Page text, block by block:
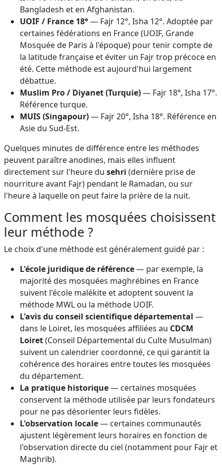
Bangladesh et en Afghanistan.
UOIF / France 18°— Fajr 12°, Isha 12°. Adoptée par
certaines fédérations en France (UOIF, Grande
Mosquée de Paris à l'époque) pour tenir compte de
la latitude française et éviter un Fajr trop précoce en
été. Cette méthode est aujourd'hui largement
débattue.
Muslim Pro / Diyanet (Turquie)— Fajr 18°, Isha 17°.
Référence turque.
MUIS (Singapour)— Fajr 20°, Isha 18°. Référence en
Asie du Sud-Est.
Quelques minutes de différence entre les méthodes
peuvent paraître anodines, mais elles influent
directement sur l'heure du sehri (dernière prise de
nourriture avant Fajr) pendant le Ramadan, ou sur
l'heure à laquelle on peut faire la prière de la nuit.
Comment les mosquées choisissent
leur méthode ?
Le choix d'une méthode est généralement guidé par :
L'école juridique de référence— par exemple, la
majorité des mosquées maghrébines en France
suivent l'école malékite et adoptent souvent la
méthode MWL ou la méthode UOIF.
L'avis du conseil scientifique départemental —
dans le Loiret, les mosquées affiliées au CDCM
Loiret(Conseil Départemental du Culte Musulman)
suivent un calendrier coordonné, ce qui garantit la
cohérence des horaires entre toutes les mosquées
du département.
La pratique historique— certaines mosquées
conservent la méthode utilisée par leurs fondateurs
pour ne pas désorienter leurs fidèles.
L'observation locale— certaines communautés
ajustent légèrement leurs horaires en fonction de
l'observation directe du ciel (notamment pour Fajr et
Maghrib).